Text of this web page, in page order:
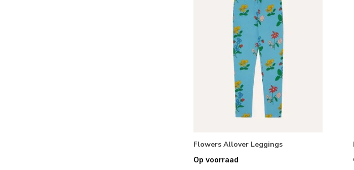
Flowers Allover Leggings
Op voorraad